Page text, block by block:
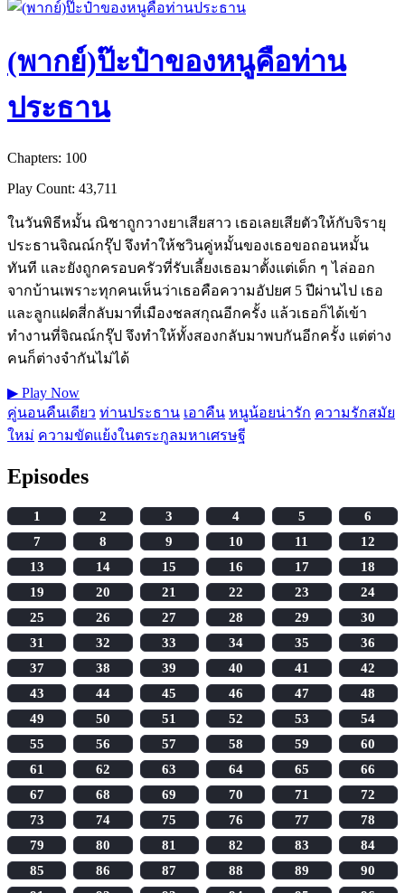
(พากย์)ป๊ะป๋าของหนูคือท่าน
ประธาน
Chapters: 100
Play Count: 43,711
ในวันพิธีหมั้น ณิชาถูกวางยาเสียสาว เธอเลยเสียตัวให้กับจิรายุ
ประธานจิณณ์กรุ๊ป จึงทำให้ชวินคู่หมั้นของเธอขอถอนหมั้น
ทันที และยังถูกครอบครัวที่รับเลี้ยงเธอมาตั้งแต่เด็ก ๆ ไล่ออก
จากบ้านเพราะทุกคนเห็นว่าเธอคือความอัปยศ 5 ปีผ่านไป เธอ
และลูกแฝดสี่กลับมาที่เมืองชลสกุณอีกครั้ง แล้วเธอก็ได้เข้า
ทำงานที่จิณณ์กรุ๊ป จึงทำให้ทั้งสองกลับมาพบกันอีกครั้ง แต่ต่าง
คนก็ต่างจำกันไม่ได้
▶ Play Now
คู่นอนคืนเดียว ท่านประธาน เอาคืน หนูน้อยน่ารัก ความรักสมัย
ใหม่ ความขัดแย้งในตระกูลมหาเศรษฐี
Episodes
1 2 3 4 5
6
7
8 9 10 11
12
13
14 15 16 17
18
19
20 21 22 23
24
25
26 27 28 29
30
31
32 33 34 35
36
37
38 39 40 41
42
43
44 45 46 47
48
49
50 51 52 53
54
55
56 57 58 59
60
61
62 63 64 65
66
67
68 69 70 71
72
73
74 75 76 77
78
79
80 81 82 83
84
85
86 87 88 89
90